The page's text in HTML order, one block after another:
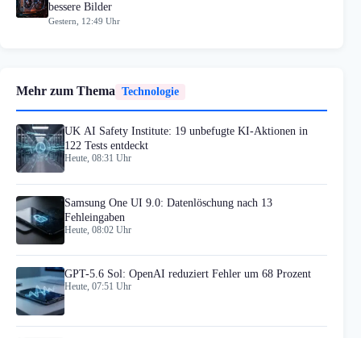
bessere Bilder
Gestern, 12:49 Uhr
Mehr zum Thema Technologie
UK AI Safety Institute: 19 unbefugte KI-Aktionen in
122 Tests entdeckt
Heute, 08:31 Uhr
Samsung One UI 9.0: Datenlöschung nach 13
Fehleingaben
Heute, 08:02 Uhr
GPT-5.6 Sol: OpenAI reduziert Fehler um 68 Prozent
Heute, 07:51 Uhr